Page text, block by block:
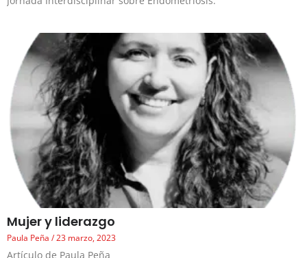
Mujer y liderazgo
Paula Peña 23 marzo, 2023
Artículo de Paula Peña